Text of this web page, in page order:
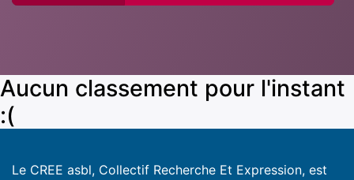
Aucun classement pour l'instant
:(
Le CREE asbl, Collectif Recherche Et Expression, est